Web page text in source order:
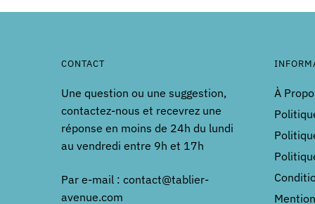
CONTACT
Une question ou une suggestion,
contactez-nous et recevrez une
réponse en moins de 24h du lundi
au vendredi entre 9h et 17h
Par e-mail : contact@tablier-
avenue.com
À